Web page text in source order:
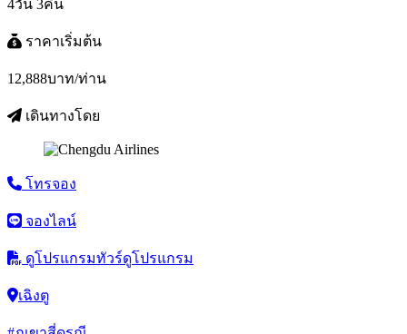
4วัน 3คืน
ราคาเริ่มต้น
12,888บาท/ท่าน
เดินทางโดย
โทรจอง
จองไลน์
ดูโปรแกรมทัวร์ดูโปรแกรม
เฉิงตู